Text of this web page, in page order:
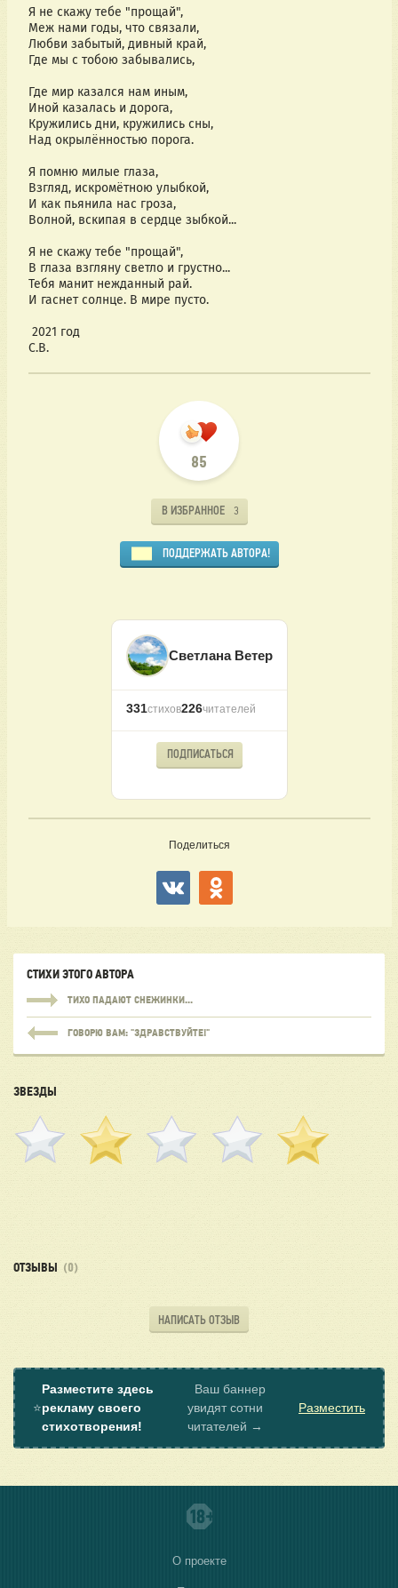
Я не скажу тебе "прощай",
Меж нами годы, что связали,
Любви забытый, дивный край,
Где мы с тобою забывались,
Где мир казался нам иным,
Иной казалась и дорога,
Кружились дни, кружились сны,
Над окрылённостью порога.
Я помню милые глаза,
Взгляд, искромётною улыбкой,
И как пьянила нас гроза,
Волной, вскипая в сердце зыбкой...
Я не скажу тебе "прощай",
В глаза взгляну светло и грустно...
Тебя манит нежданный рай.
И гаснет солнце. В мире пусто.
2021 год
С.В.
85
В ИЗБРАННОЕ 3
ПОДДЕРЖАТЬ АВТОРА!
Светлана Ветер
331стихов226читателей
ПОДПИСАТЬСЯ
Поделиться
СТИХИ ЭТОГО АВТОРА
ТИХО ПАДАЮТ СНЕЖИНКИ...
ГОВОРЮ ВАМ: "ЗДРАВСТВУЙТЕ!"
ЗВЕЗДЫ
ОТЗЫВЫ (0)
НАПИСАТЬ ОТЗЫВ
⭐
Разместите здесь
рекламу своего
стихотворения!
Ваш баннер
увидят сотни
читателей →
Разместить
О проекте